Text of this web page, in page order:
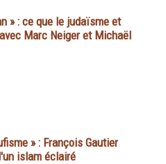
» : ce que le judaïsme et
Marc Neiger et Michaël
» : François Gautier
islam éclairé